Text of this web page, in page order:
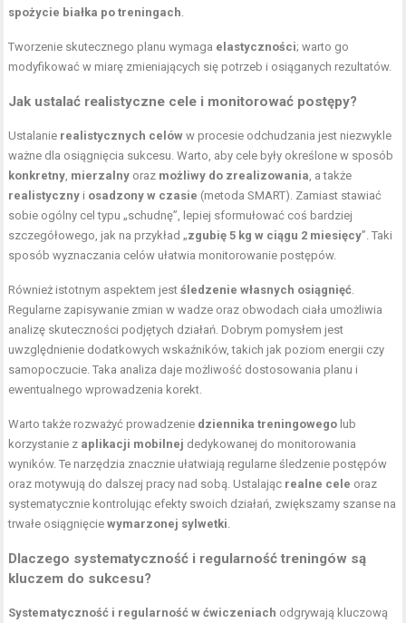
spożycie białka po treningach
Tworzenie skutecznego planu wymaga elastyczności; warto go
modyfikować w miarę zmieniających się potrzeb i osiąganych rezultatów.
Jak ustalać realistyczne cele i monitorować postępy?
Ustalanie realistycznych celów w procesie odchudzania jest niezwykle
ważne dla osiągnięcia sukcesu. Warto, aby cele były określone w sposób
konkretny mierzalny oraz możliwy do zrealizowania , a także
realistyczny i osadzony w czasie (metoda SMART). Zamiast stawiać
sobie ogólny cel typu „schudnę”, lepiej sformułować coś bardziej
szczegółowego, jak na przykład „zgubię 5 kg w ciągu 2 miesięcy”. Taki
sposób wyznaczania celów ułatwia monitorowanie postępów.
Również istotnym aspektem jestśledzenie własnych osiągnięć
Regularne zapisywanie zmian w wadze oraz obwodach ciała umożliwia
analizę skuteczności podjętych działań. Dobrym pomysłem jest
uwzględnienie dodatkowych wskaźników, takich jak poziom energii czy
samopoczucie. Taka analiza daje możliwość dostosowania planu i
ewentualnego wprowadzenia korekt.
Warto także rozważyć prowadzenie dziennika treningowego lub
korzystanie z aplikacji mobilnej dedykowanej do monitorowania
wyników. Te narzędzia znacznie ułatwiają regularne śledzenie postępów
oraz motywują do dalszej pracy nad sobą. Ustalając realne cele oraz
systematycznie kontrolując efekty swoich działań, zwiększamy szanse na
trwałe osiągnięciewymarzonej sylwetki
Dlaczego systematyczność i regularność treningów są
kluczem do sukcesu?
Systematyczność i regularność w ćwiczeniach odgrywają kluczową